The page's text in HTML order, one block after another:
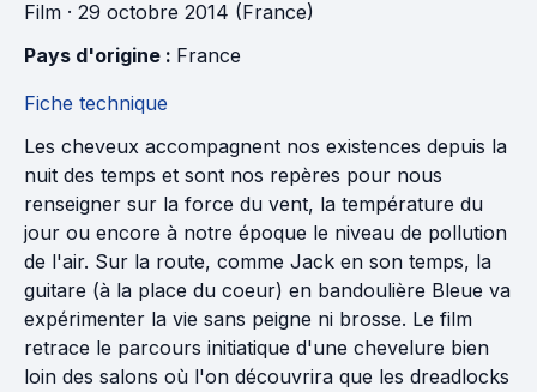
Film · 29 octobre 2014 (France)
Pays d'origine : France
Fiche technique
Les cheveux accompagnent nos existences depuis la
nuit des temps et sont nos repères pour nous
renseigner sur la force du vent, la température du
jour ou encore à notre époque le niveau de pollution
de l'air. Sur la route, comme Jack en son temps, la
guitare (à la place du coeur) en bandoulière Bleue va
expérimenter la vie sans peigne ni brosse. Le film
retrace le parcours initiatique d'une chevelure bien
loin des salons où l'on découvrira que les dreadlocks